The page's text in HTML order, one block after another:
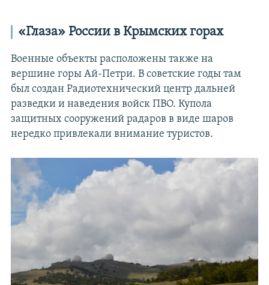
«Глаза» России в Крымских горах
Военные объекты расположены также на
вершине горы Ай-Петри. В советские годы там
был создан Радиотехнический центр дальней
разведки и наведения войск ПВО. Купола
защитных сооружений радаров в виде шаров
нередко привлекали внимание туристов.